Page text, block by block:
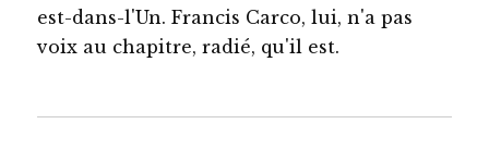
est-dans-l'Un. Francis Carco, lui, n'a pas
voix au chapitre, radié, qu'il est.